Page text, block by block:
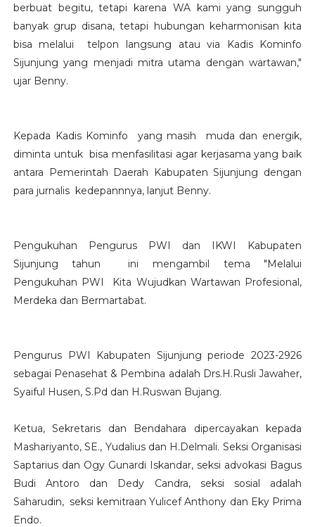
berbuat begitu, tetapi karena WA kami yang sungguh
banyak grup disana, tetapi hubungan keharmonisan kita
bisa melalui telpon langsung atau via Kadis Kominfo
Sijunjung yang menjadi mitra utama dengan wartawan,"
ujar Benny.
Kepada Kadis Kominfo yang masih muda dan energik,
diminta untuk bisa menfasilitasi agar kerjasama yang baik
antara Pemerintah Daerah Kabupaten Sijunjung dengan
para jurnalis kedepannnya, lanjut Benny.
Pengukuhan Pengurus PWI dan IKWI Kabupaten
Sijunjung tahun ini mengambil tema "Melalui
Pengukuhan PWI Kita Wujudkan Wartawan Profesional,
Merdeka dan Bermartabat.
Pengurus PWI Kabupaten Sijunjung periode 2023-2926
sebagai Penasehat & Pembina adalah Drs.H.Rusli Jawaher,
Syaiful Husen, S.Pd dan H.Ruswan Bujang.
Ketua, Sekretaris dan Bendahara dipercayakan kepada
Mashariyanto, SE., Yudalius dan H.Delmali. Seksi Organisasi
Saptarius dan Ogy Gunardi Iskandar, seksi advokasi Bagus
Budi Antoro dan Dedy Candra, seksi sosial adalah
Saharudin, seksi kemitraan Yulicef Anthony dan Eky Prima
Endo.